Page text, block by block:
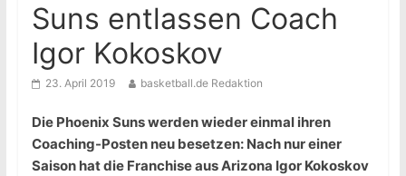
Suns entlassen Coach
Igor Kokoskov
23. April 2019 basketball.de Redaktion
Die Phoenix Suns werden wieder einmal ihren
Coaching-Posten neu besetzen: Nach nur einer
Saison hat die Franchise aus Arizona Igor Kokoskov